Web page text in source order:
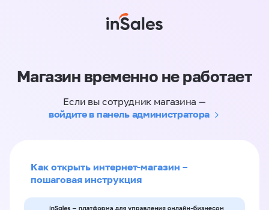
Магазин временно не работает
Если вы сотрудник магазина —
войдите в панель администратора
Как открыть интернет-магазин –
пошаговая инструкция